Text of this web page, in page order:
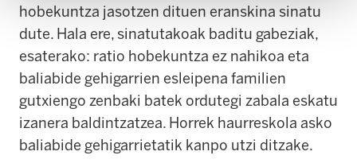
hobekuntza jasotzen dituen eranskina sinatu
dute. Hala ere, sinatutakoak baditu gabeziak,
esaterako: ratio hobekuntza ez nahikoa eta
baliabide gehigarrien esleipena familien
gutxiengo zenbaki batek ordutegi zabala eskatu
izanera baldintzatzea. Horrek haurreskola asko
baliabide gehigarrietatik kanpo utzi ditzake.